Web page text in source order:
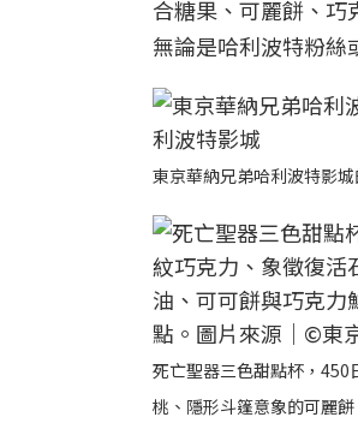
合糖果、可麗餅、巧
無論是哈利波特粉絲
東京華納兄弟哈利波特影
死亡聖器三色甜點杯，450
桃、隱形斗篷意象的可麗